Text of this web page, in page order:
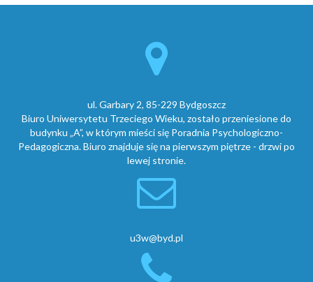
ul. Garbary 2, 85-229 Bydgoszcz
Biuro Uniwersytetu Trzeciego Wieku, zostało przeniesione do
budynku „A”, w którym mieści się Poradnia Psychologiczno-
Pedagogiczna. Biuro znajduje się na pierwszym piętrze - drzwi po
lewej stronie.
u3w@byd.pl